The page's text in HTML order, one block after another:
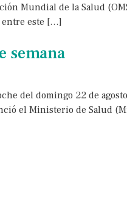
Mundial de la Salud
entre este […]
semana
del domingo 22 de
el Ministerio de Salud